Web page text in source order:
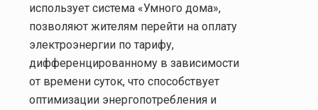
использует система «Умного дома»,
позволяют жителям перейти на оплату
электроэнергии по тарифу,
дифференцированному в зависимости
от времени суток, что способствует
оптимизации энергопотребления и